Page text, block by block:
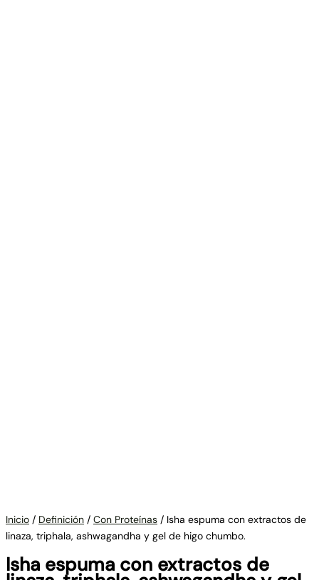
Inicio / Definición / Con Proteínas / Isha espuma con extractos de
linaza, triphala, ashwagandha y gel de higo chumbo.
Isha espuma con extractos de